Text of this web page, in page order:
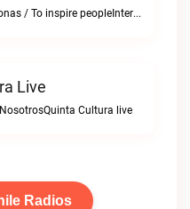
Para inspirar personas / To inspire peopleInterPrime® FM live
Live
Cultura live
Radios